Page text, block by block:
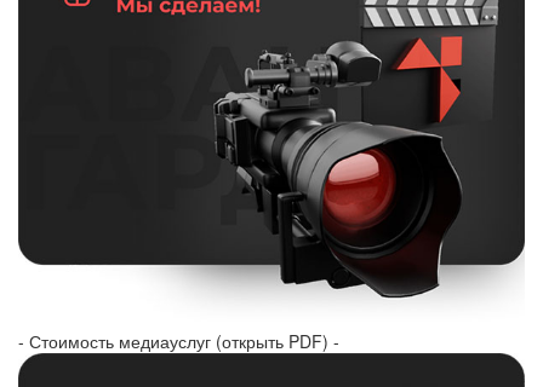
- Стоимость медиауслуг (открыть PDF) -